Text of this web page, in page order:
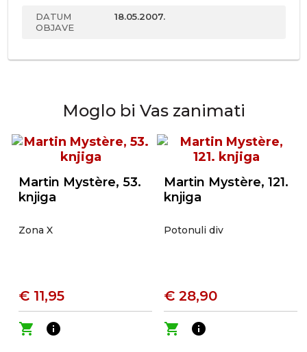
DATUM
OBJAVE
18.05.2007.
Moglo bi Vas zanimati
Martin Mystère, 53.
knjiga
Zona X
€ 11,95
shopping_cart
info
Martin Mystère, 121.
knjiga
Potonuli div
€ 28,90
shopping_cart
info